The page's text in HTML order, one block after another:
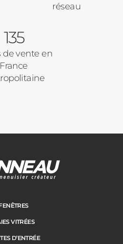
réseau
135
de vente en
France
VITRÉES
D’ENTRÉE